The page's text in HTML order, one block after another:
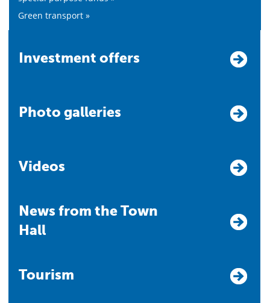
Green transport »
Investment offers
Photo galleries
Videos
News from the Town
Hall
Tourism